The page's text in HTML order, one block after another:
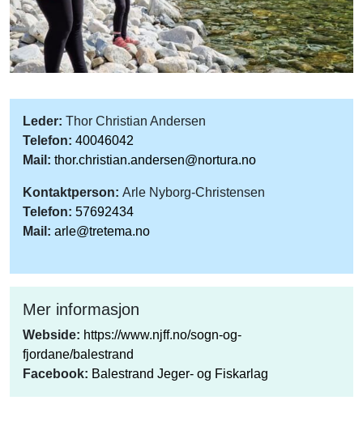
Leder: Thor Christian Andersen
Telefon: 40046042
Mail: thor.christian.andersen@nortura.no
Kontaktperson: Arle Nyborg-Christensen
Telefon: 57692434
Mail: arle@tretema.no
Mer informasjon
Webside: https://www.njff.no/sogn-og-
fjordane/balestrand
Facebook: Balestrand Jeger- og Fiskarlag